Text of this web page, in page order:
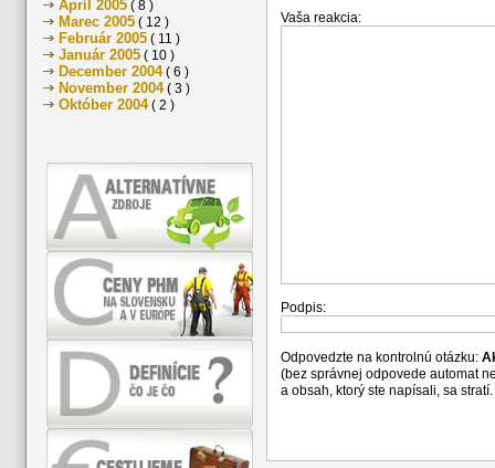
Apríl 2005 ( 8 )
Marec 2005 ( 12 )
Február 2005 ( 11 )
Január 2005 ( 10 )
December 2004( 6 )
November 2004( 3 )
Október 2004( 2 )
Vaša reakcia:
Podpis:
Odpovedzte na kontrolnú otázku:
(bez správnej odpovede automat
a obsah, ktorý ste napísali, sa